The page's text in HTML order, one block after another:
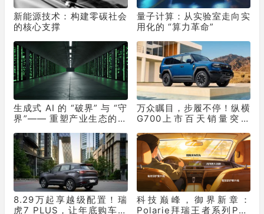
新能源技术：构建零碳社会
的核心支撑
量子计算：从实验室走向实
用化的 “算力革命”
生成式 AI 的 “破界” 与 “守
界”—— 重塑产业生态的双
万众瞩目，步履不停！纵横
G700上市百天销量突破
8.29万起享越级配置！瑞
虎7 PLUS，让年底购车再
科技巅峰，御界新章：
Polarie拜瑞王者系列P70